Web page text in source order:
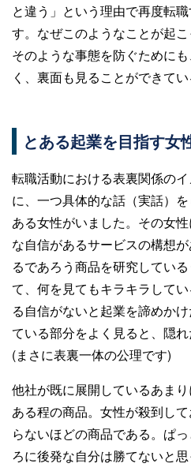
と違う」という理由で再度転
す。なぜこのようなことが起こ
そのような事態を防ぐために
く、裏面も見ることができて
とある起業を目指す女
転職活動における表裏関係の
に、一つ具体的な話（実話）
ある女性がいました。その女
な自信があるサービスの構想
るであろう商品を研究してい
て、何を見てもキラキラして
る自信がないと起業を諦めか
ている部分をよく見ると、隠れ
(まさに表裏一体の公理です)
他社が既に展開しているあま
ある程の商品。女性が殺到し
らないほどの商品である。ぱ
ろに後発な自分は勝てないと